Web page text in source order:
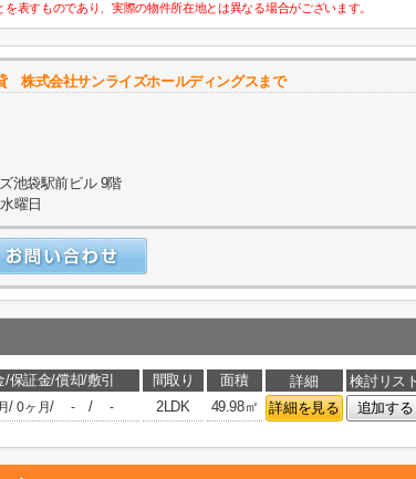
表すものであり、実際の物件所在地とは異なる場合がございます。
株式会社サンライズホールディングスまで
池袋駅前ビル 9階
曜日
/保証金/償却/敷引 間取り 面積 詳細
検討リスト
/0ヶ月/ - / - 2LDK 49.98㎡ 詳細を見る 追加する